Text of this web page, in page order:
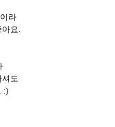
라
요.
셔도
:)